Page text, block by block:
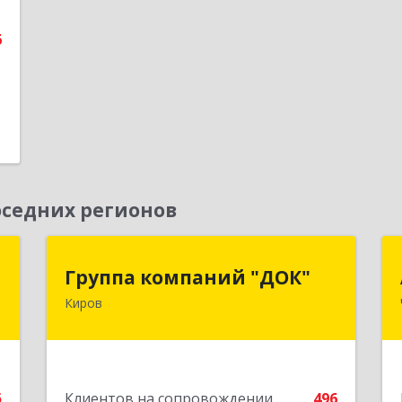
регионов
Группа компаний "ДОК"
Киров
Группа компаний "ДОК"